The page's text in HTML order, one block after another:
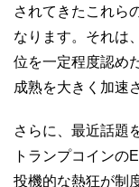
されてきたこれら
なります。それは
位を一定程度認め
成熟を大きく加速
さらに、最近話題
トランプコインの
投機的な熱狂が制